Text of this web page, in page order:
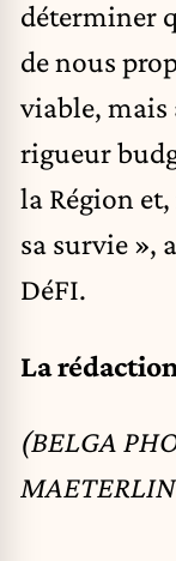
déterminer
de nous
viable, mais
rigueur
la Région
sa survie »,
DéFI.
La
(BELGA